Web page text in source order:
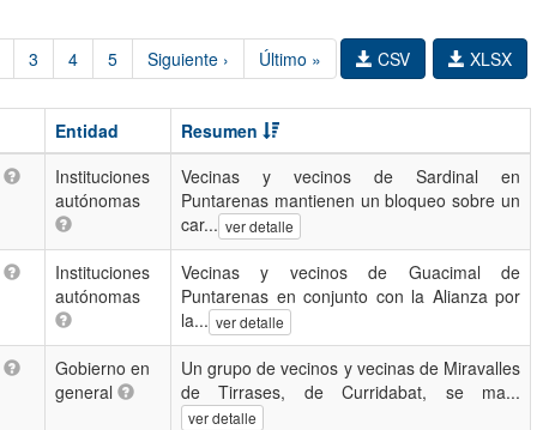
3 4 5 Siguiente › Último » XLSX
CSV
Entidad
Resumen
Instituciones
autónomas
Vecinas y vecinos de Sardinal en
Puntarenas mantienen un bloqueo sobre un
car... ver detalle
Instituciones
autónomas
Vecinas y vecinos de Guacimal de
Puntarenas en conjunto con la Alianza por
la... ver detalle
Gobierno en
general
Un grupo de vecinos y vecinas de Miravalles
de Tirrases, de Curridabat, se ma...
ver detalle